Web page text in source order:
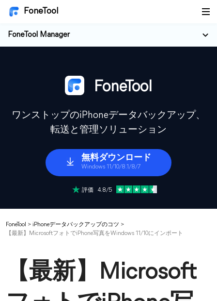
FoneTool
FoneTool Manager
FoneTool
ワンストップのiPhoneデータバックアップ、
転送と管理ソリューション
無料ダウンロード
Windows 11/10/8.1/8/7
評価 4.8/5
FoneTool > iPhoneデータバックアップのコツ >
【最新】MicrosoftフォトでiPhone写真をWindows 11/10にインポート
【最新】Microsoft